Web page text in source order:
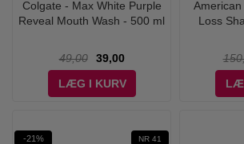
Colgate - Max White Purple
Reveal Mouth Wash - 500 ml
49,00
39,00
LÆG I KURV
Loss
-21% NR 41